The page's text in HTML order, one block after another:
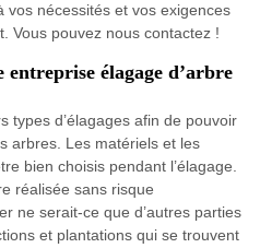
nécessités et vos exigences
Vous pouvez nous contactez !
entreprise élagage d’arbre
types d’élagages afin de pouvoir
arbres. Les matériels et les
bien choisis pendant l’élagage.
réalisée sans risque
ne serait-ce que d’autres parties
et plantations qui se trouvent